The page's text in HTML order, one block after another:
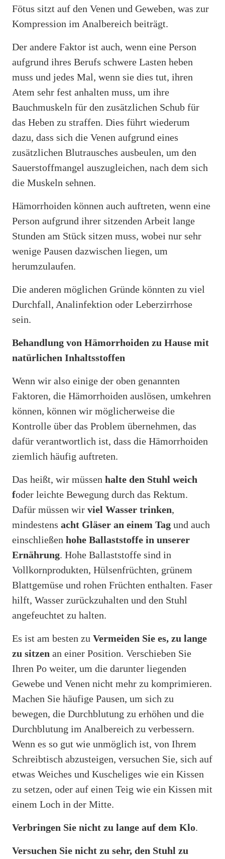
Fötus sitzt auf den Venen und Geweben, was zur
Kompression im Analbereich beiträgt.
Der andere Faktor ist auch, wenn eine Person
aufgrund ihres Berufs schwere Lasten heben
muss und jedes Mal, wenn sie dies tut, ihren
Atem sehr fest anhalten muss, um ihre
Bauchmuskeln für den zusätzlichen Schub für
das Heben zu straffen. Dies führt wiederum
dazu, dass sich die Venen aufgrund eines
zusätzlichen Blutrausches ausbeulen, um den
Sauerstoffmangel auszugleichen, nach dem sich
die Muskeln sehnen.
Hämorrhoiden können auch auftreten, wenn eine
Person aufgrund ihrer sitzenden Arbeit lange
Stunden am Stück sitzen muss, wobei nur sehr
wenige Pausen dazwischen liegen, um
herumzulaufen.
Die anderen möglichen Gründe könnten zu viel
Durchfall, Analinfektion oder Leberzirrhose
sein.
Behandlung von Hämorrhoiden zu Hause mit
natürlichen Inhaltsstoffen
Wenn wir also einige der oben genannten
Faktoren, die Hämorrhoiden auslösen, umkehren
können, können wir möglicherweise die
Kontrolle über das Problem übernehmen, das
dafür verantwortlich ist, dass die Hämorrhoiden
ziemlich häufig auftreten.
Das heißt, wir müssen halte den Stuhl weich
foder leichte Bewegung durch das Rektum.
Dafür müssen wir viel Wasser trinken,
mindestens acht Gläser an einem Tag und auch
einschließen hohe Ballaststoffe in unserer
Ernährung. Hohe Ballaststoffe sind in
Vollkornprodukten, Hülsenfrüchten, grünem
Blattgemüse und rohen Früchten enthalten. Faser
hilft, Wasser zurückzuhalten und den Stuhl
angefeuchtet zu halten.
Es ist am besten zu Vermeiden Sie es, zu lange
zu sitzen an einer Position. Verschieben Sie
Ihren Po weiter, um die darunter liegenden
Gewebe und Venen nicht mehr zu komprimieren.
Machen Sie häufige Pausen, um sich zu
bewegen, die Durchblutung zu erhöhen und die
Durchblutung im Analbereich zu verbessern.
Wenn es so gut wie unmöglich ist, von Ihrem
Schreibtisch abzusteigen, versuchen Sie, sich auf
etwas Weiches und Kuscheliges wie ein Kissen
zu setzen, oder auf einen Teig wie ein Kissen mit
einem Loch in der Mitte.
Verbringen Sie nicht zu lange auf dem Klo.
Versuchen Sie nicht zu sehr, den Stuhl zu